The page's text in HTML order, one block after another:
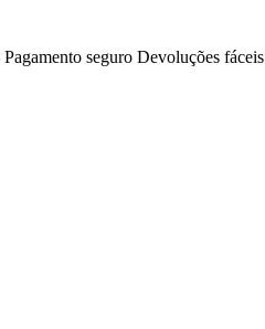
Pagamento seguro Devoluções fáceis